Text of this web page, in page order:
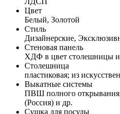
Цвет
Белый, Золотой
Стиль
Дизайнерские,
Стеновая панель
ХДФ в цвет столешницы
Столешница
пластиковая; из
Выкатные системы
ПВШ полного
(Россия) и др.
Сушка для посуды